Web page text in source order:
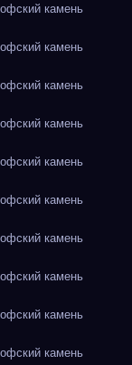
камень
камень
камень
камень
камень
камень
камень
камень
камень
камень